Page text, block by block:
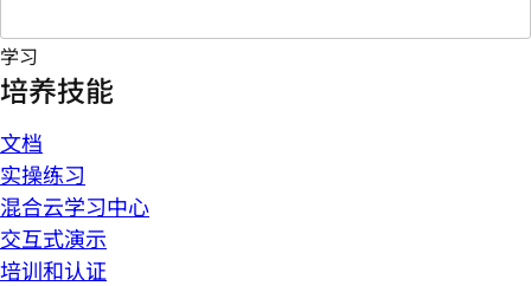
学习
培养技能
文档
实操练习
混合云学习中心
交互式演示
培训和认证